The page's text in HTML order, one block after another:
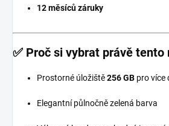
12 měsíců záruky
✅ Proč si vybrat právě tento
Prostorné úložiště256 GB pro více
Elegantní půlnočně zelená barva